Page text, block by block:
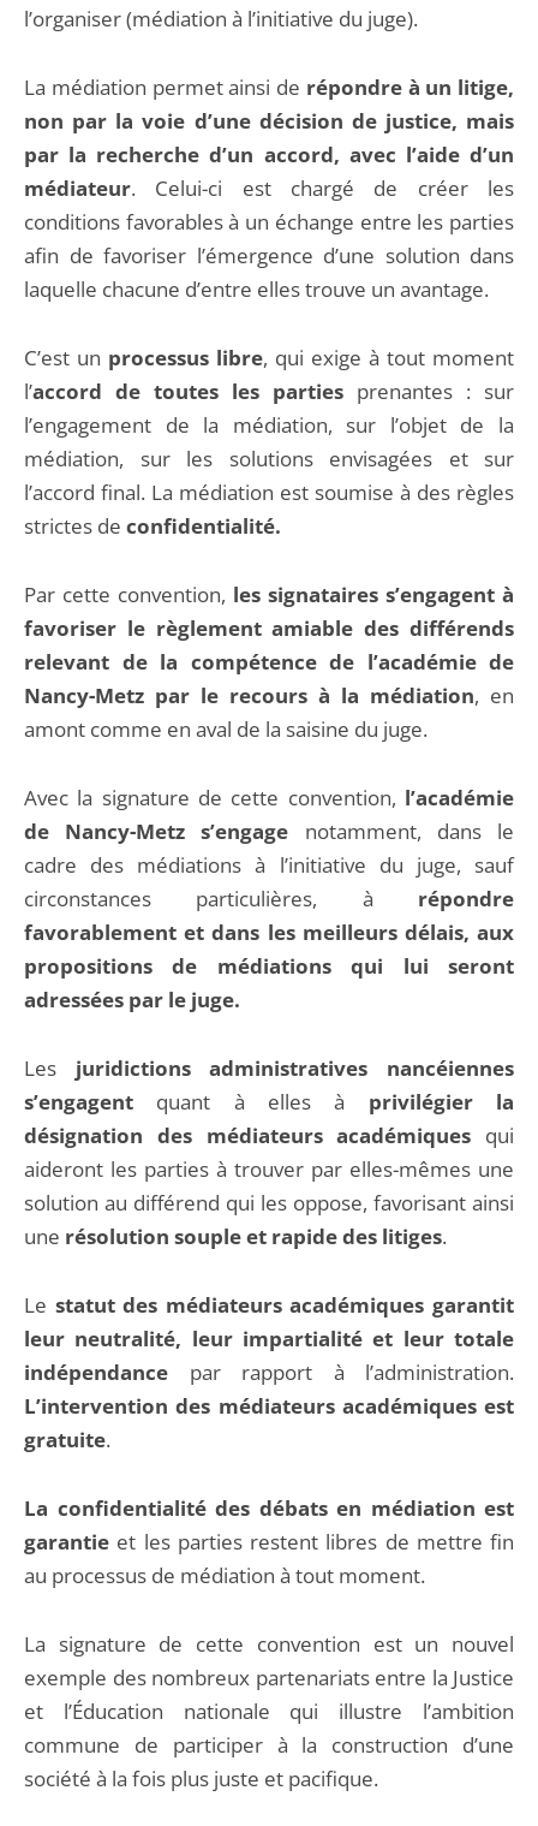
l’organiser (médiation à l’initiative du juge).
La médiation permet ainsi de répondre à un litige,
non par la voie d’une décision de justice, mais
par la recherche d’un accord, avec l’aide d’un
médiateur. Celui-ci est chargé de créer les
conditions favorables à un échange entre les parties
afin de favoriser l’émergence d’une solution dans
laquelle chacune d’entre elles trouve un avantage.
C’est un processus libre, qui exige à tout moment
l’accord de toutes les parties prenantes : sur
l’engagement de la médiation, sur l’objet de la
médiation, sur les solutions envisagées et sur
l’accord final. La médiation est soumise à des règles
strictes de confidentialité.
Par cette convention, les signataires s’engagent à
favoriser le règlement amiable des différends
relevant de la compétence de l’académie de
Nancy-Metz par le recours à la médiation, en
amont comme en aval de la saisine du juge.
Avec la signature de cette convention, l’académie
de Nancy-Metz s’engage notamment, dans le
cadre des médiations à l’initiative du juge, sauf
circonstances particulières, à répondre
favorablement et dans les meilleurs délais, aux
propositions de médiations qui lui seront
adressées par le juge.
Les juridictions administratives nancéiennes
s’engagent quant à elles à privilégier la
désignation des médiateurs académiques qui
aideront les parties à trouver par elles-mêmes une
solution au différend qui les oppose, favorisant ainsi
une résolution souple et rapide des litiges.
Le statut des médiateurs académiques garantit
leur neutralité, leur impartialité et leur totale
indépendance par rapport à l’administration.
L’intervention des médiateurs académiques est
gratuite.
La confidentialité des débats en médiation est
garantie et les parties restent libres de mettre fin
au processus de médiation à tout moment.
La signature de cette convention est un nouvel
exemple des nombreux partenariats entre la Justice
et l’Éducation nationale qui illustre l’ambition
commune de participer à la construction d’une
société à la fois plus juste et pacifique.